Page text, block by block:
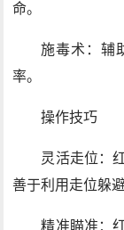
命。
施毒术：辅
率。
操作技巧
灵活走位：
善于利用走位躲
精准瞄准：